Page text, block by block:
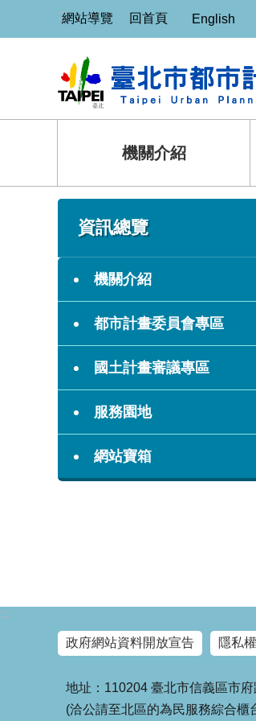
跳到主要內容區塊
:::網站導覽 回首頁 English
機關介紹
:::
資訊總覽
機關介紹
都市計畫委員會專區
國土計畫審議專區
服務園地
網站寶箱
:::
政府網站資料開放宣告 隱私
地址：110204 臺北市信義區市
(洽公請至北區的為民服務綜合櫃